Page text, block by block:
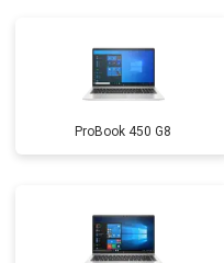
ProBook 450 G8